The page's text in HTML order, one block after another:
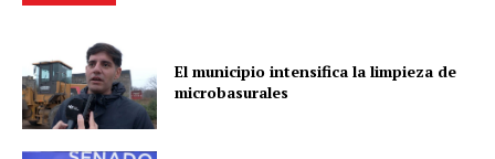
t
d
e
El municipio intensifica la limpieza de
microbasurales